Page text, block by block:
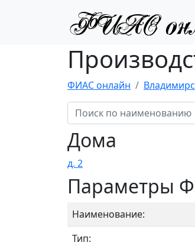
ФИАС онлайн
Дома
д. 2
Параметры
Наименование:
Тип: